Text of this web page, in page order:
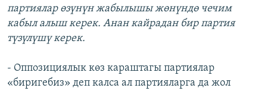
партиялар өзүнүн жабылышы жөнүндө чечим
кабыл алыш керек. Анан кайрадан бир партия
түзүлүшү керек.
- Оппозициялык көз караштагы партиялар
«биригебиз» деп калса ал партияларга да жол